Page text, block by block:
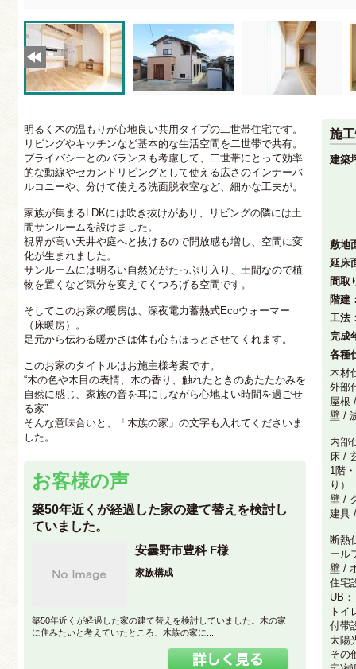
明るく木の温もりが心地良い共用タイプの二世帯住宅です。
リビングやキッチンなど基本的な生活空間を二世帯で共有。
プライバシーとのバランスも考慮して、二世帯にとって効率
的な動線やセカンドリビングとして使える広さのインナーバ
ルコニーや、分けて使える洗面脱衣室など、細かな工夫が。
家族が集まるLDKには吹き抜けがあり、リビングの隣には土
間サンルームを設けました。
視界が高い天井や庭へと抜けるので開放感も増し、空間に変
化が生まれました。
サンルームには明るい自然光がたっぷり入り、土間なので植
物を置くなど気分を変えてくつろげる空間です。
そしてこのお家の暖房は、深夜電力蓄熱式Ecoウォーマー
（床暖房）。
足元から伝わる暖かさは体も心もほっとさせてくれます。
このお家のタイトルはお施主様考案です。
“木の色や木目の表情、木の香り、触れたときのあたたかみを
自然に感じ、家族の音を耳にしながら心地よい時間を過ごせ
る家”
そんな意味合いと、「木族の家」の文字も入れてくださいま
した。
お客様の声
築50年近くが経過した家の建て替えを検討し
ていました。
安曇野市豊科 F様
家族構成
築50年近くが経過した家の建て替えを検討していました。木の家
に住みたいと考えていたところ、木族の家に...
施
建築
敷地
延床
間取
階建
工法
完成
各種
木材
外部
屋根
壁 /
内部
床 /
1階
り）
壁 /
建具
断熱
ール
壁 /
住宅
UB
トイ
付帯
太陽
その